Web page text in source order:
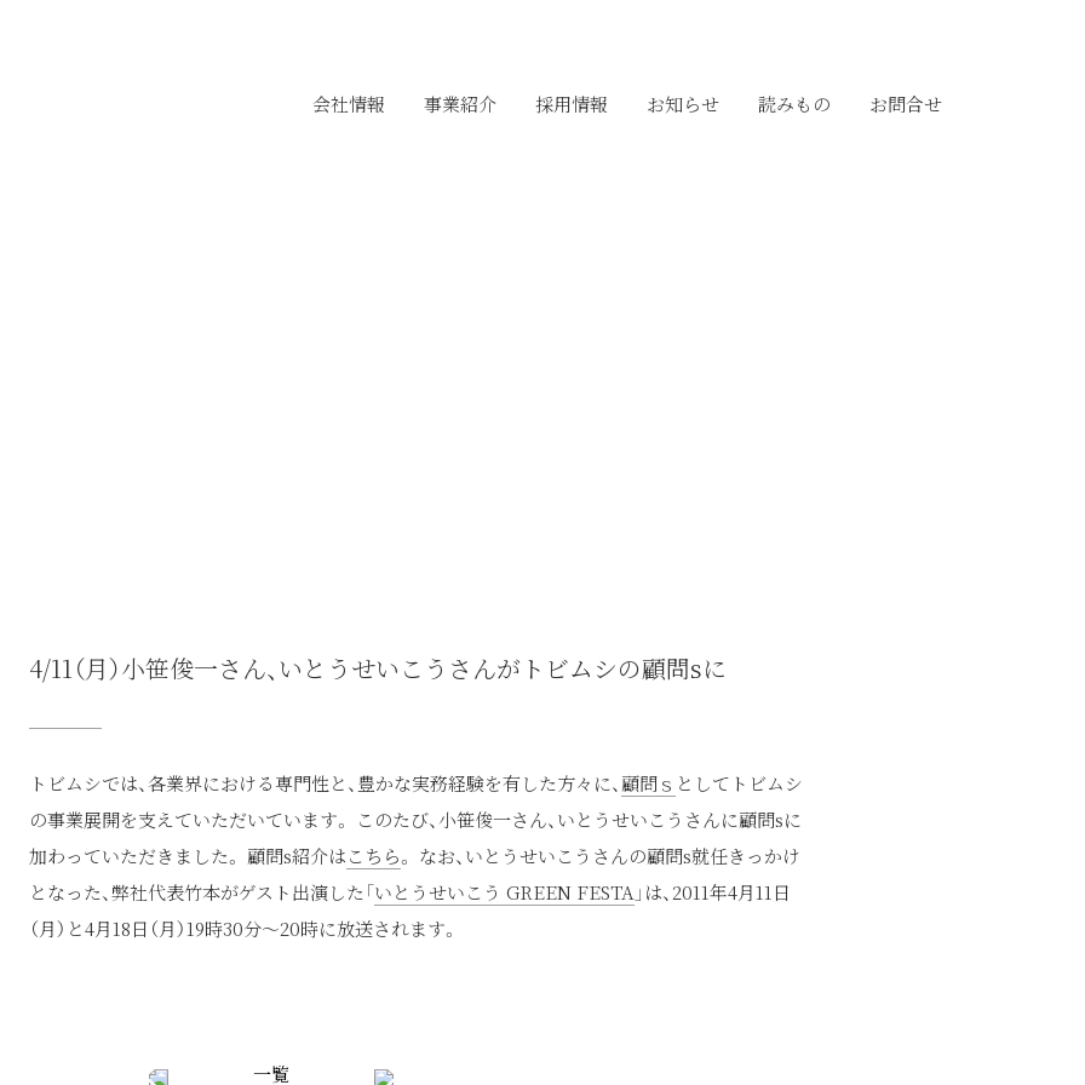
会社情報 事業紹介 採用情報 お知らせ 読みもの お問合せ
4/11（月）小笹俊一さん、いとうせいこうさんがトビムシの顧問sに
トビムシでは、各業界における専門性と、豊かな実務経験を有した方々に、 顧問ｓ としてトビムシ
の事業展開を支えていただいています。 このたび、小笹俊一さん、いとうせいこうさんに顧問sに
加わっていただきました。 顧問s紹介はこちら。 なお、いとうせいこうさんの顧問s就任きっかけ
となった、弊社代表竹本がゲスト出演した「いとうせいこう GREEN FESTA 」は、2011年4月11日
（月）と4月18日（月）19時30分～20時に放送されます。
一覧